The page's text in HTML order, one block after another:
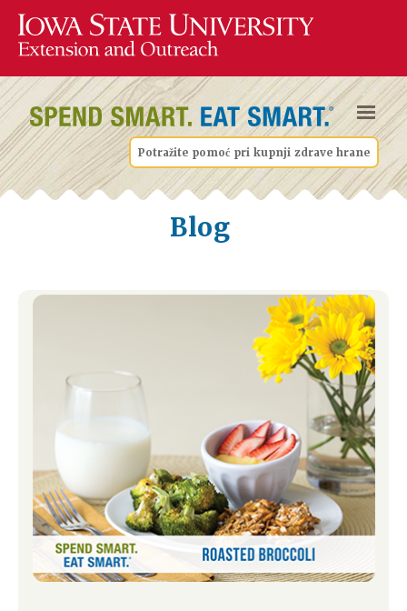
Potražite pomoć pri kupnji zdrave hrane
Blog